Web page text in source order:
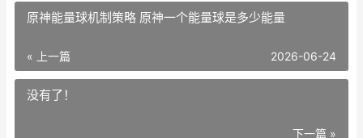
原神能量球机制策略 原神一个能量球是多少能量
« 上一篇 2026-06-24
没有了！
下一篇 »